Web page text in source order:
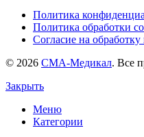
Политика
Политика обработки
Согласие на
© 2026 СМА-Медикал. Все
Закрыть
Меню
Категории